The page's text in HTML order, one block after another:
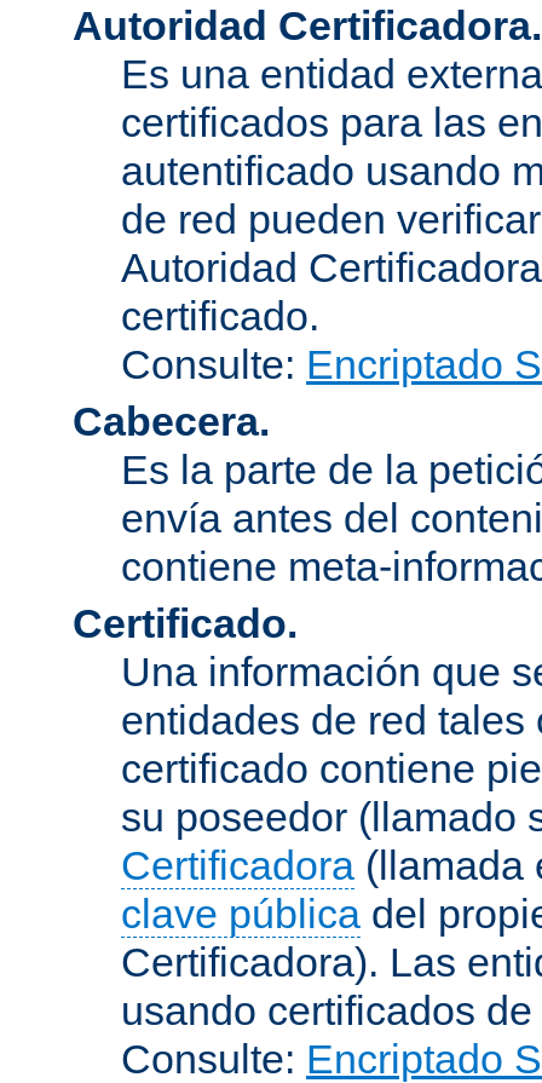
Autoridad Certificadora.
Es una entidad
certificados para las
autentificado usando
de red pueden
Autoridad
certificado.
Consulte: Encriptado
Cabecera.
Es la parte de la
envía antes del
contiene meta-
Certificado.
Una información que
entidades de red
certificado contiene
su poseedor (llamado
Certificadora (llamada
clave pública del
Certificadora). Las
usando certificados
Consulte: Encriptado